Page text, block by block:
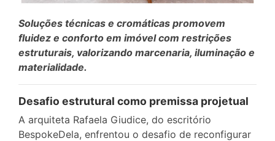
Soluções técnicas e cromáticas promovem
fluidez e conforto em imóvel com restrições
estruturais, valorizando marcenaria, iluminação e
materialidade.
Desafio estrutural como premissa projetual
A arquiteta Rafaela Giudice, do escritório
BespokeDela, enfrentou o desafio de reconfigurar